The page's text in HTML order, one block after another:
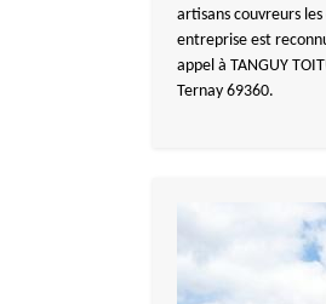
artisans couvreurs
entreprise est
appel à TANGUY
Ternay 69360.